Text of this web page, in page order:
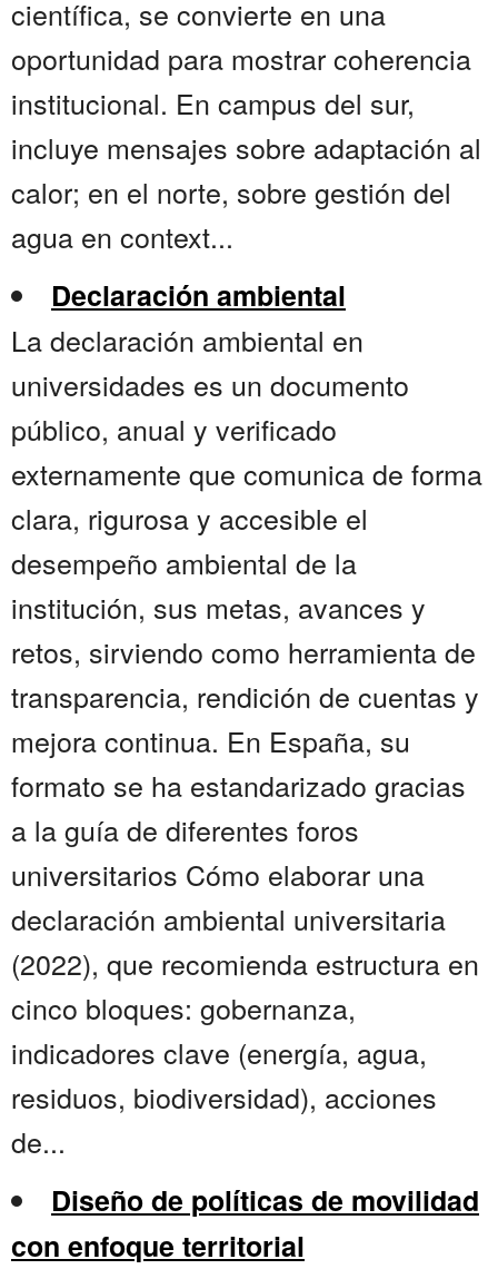
científica, se convierte en una
oportunidad para mostrar coherencia
institucional. En campus del sur,
incluye mensajes sobre adaptación al
calor; en el norte, sobre gestión del
agua en context...
Declaración ambiental
La declaración ambiental en
universidades es un documento
público, anual y verificado
externamente que comunica de forma
clara, rigurosa y accesible el
desempeño ambiental de la
institución, sus metas, avances y
retos, sirviendo como herramienta de
transparencia, rendición de cuentas y
mejora continua. En España, su
formato se ha estandarizado gracias
a la guía de diferentes foros
universitarios Cómo elaborar una
declaración ambiental universitaria
(2022), que recomienda estructura en
cinco bloques: gobernanza,
indicadores clave (energía, agua,
residuos, biodiversidad), acciones
de...
Diseño de políticas de movilidad
con enfoque territorial